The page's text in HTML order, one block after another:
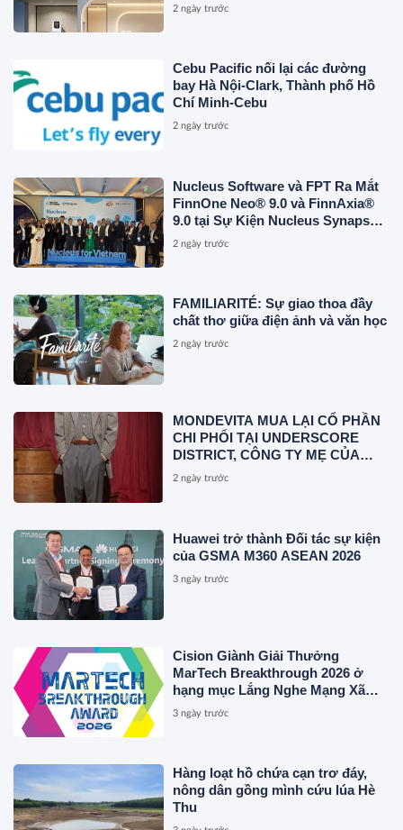
2 ngày trước
Cebu Pacific nối lại các đường
bay Hà Nội-Clark, Thành phố Hồ
Chí Minh-Cebu
2 ngày trước
Nucleus Software và FPT Ra Mắt
FinnOne Neo® 9.0 và FinnAxia®
9.0 tại Sự Kiện Nucleus Synapse
Lần Đầu Tiên tại Việt Nam
2 ngày trước
FAMILIARITÉ: Sự giao thoa đầy
chất thơ giữa điện ảnh và văn học
2 ngày trước
MONDEVITA MUA LẠI CỔ PHẦN
CHI PHỐI TẠI UNDERSCORE
DISTRICT, CÔNG TY MẸ CỦA
MAGLIANO, ĐÁNH DẤU BƯỚC
2 ngày trước
Huawei trở thành Đối tác sự kiện
của GSMA M360 ASEAN 2026
3 ngày trước
Cision Giành Giải Thưởng
MarTech Breakthrough 2026 ở
hạng mục Lắng Nghe Mạng Xã
Hội, Phân Phối Thông Cáo Báo
3 ngày trước
Hàng loạt hồ chứa cạn trơ đáy,
nông dân gồng mình cứu lúa Hè
Thu